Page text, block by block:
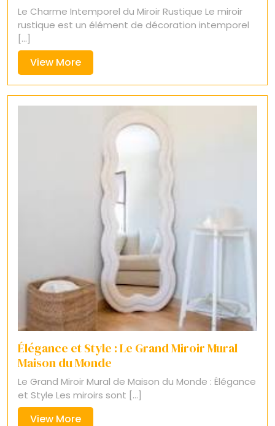
Le Charme Intemporel du Miroir Rustique Le miroir
rustique est un élément de décoration intemporel
[...]
View MoreView
More
Élégance et Style : Le Grand Miroir Mural
Maison du Monde
Le Grand Miroir Mural de Maison du Monde : Élégance
et Style Les miroirs sont [...]
View MoreView